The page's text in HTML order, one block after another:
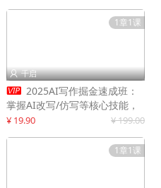
1章1课
 千启
 2025AI写作掘金速成班：
掌握AI改写/仿写等核心技能，
实现单篇文案变现500+
¥ 19.90 ¥ 199.00
1章1课